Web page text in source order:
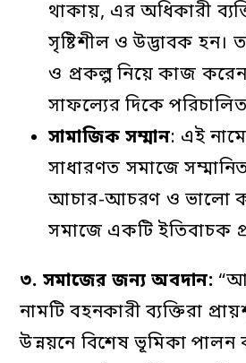
থাকায়, এর অধিকারী
সৃষ্টিশীল ও উদ্ভাবক হন।
ও প্রকল্প নিয়ে কাজ
সাফল্যের দিকে
সামাজিক সম্মান: এই
সাধারণত সমাজে
আচার-আচরণ ও ভালো
সমাজে একটি ইতিবাচক
৩. সমাজের জন্য অবদান:
নামটি বহনকারী ব্যক্তিরা
উন্নয়নে বিশেষ ভূমিকা পালন